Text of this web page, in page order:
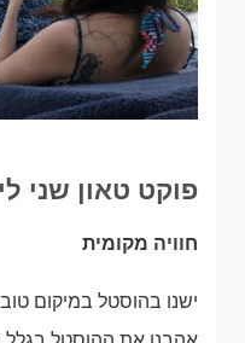
פוקט טאון שני
חוויה מקומית
ישנו בהוסטל במיקום טוב